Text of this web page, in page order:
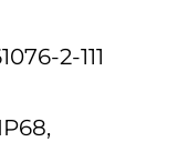
2-111